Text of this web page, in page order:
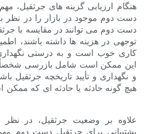
هنگام ارزیابی گزینه های
دست دوم موجود در بازار را در نظر
دست دوم می توانند در مقایسه با
توجهی در هزینه ها داشته باشند،
کاری خوب است و به درستی
این ممکن است شامل بازرسی شخصاً
و نگهداری و تأیید تاریخچه جرثقیل
هیچ گونه حادثه یا حادثه ای که ممکن
علاوه بر وضعیت جرثقیل، در
پشتیبانی برای جرثقیل دست دوم